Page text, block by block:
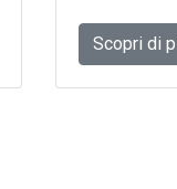
Scopri di